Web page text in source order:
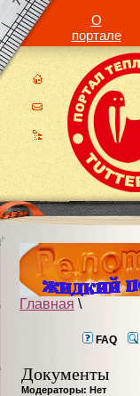
О
портале
Главная \
FAQ
Документы
Модераторы: Нет